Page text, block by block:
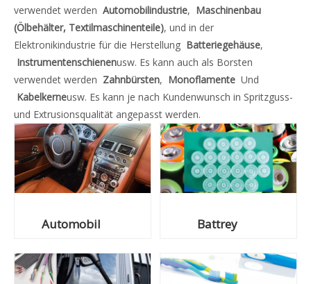
verwendet werden Automobilindustrie, Maschinenbau
(Ölbehälter, Textilmaschinenteile), und in der
Elektronikindustrie für die Herstellung Batteriegehäuse,
Instrumentenschienenusw. Es kann auch als Borsten
verwendet werden Zahnbürsten, Monoflamente Und
Kabelkerneusw. Es kann je nach Kundenwunsch in Spritzguss-
und Extrusionsqualität angepasst werden.
Automobil Battrey